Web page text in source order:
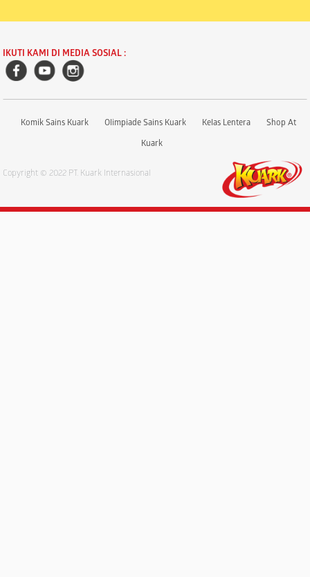
IKUTI KAMI DI MEDIA SOSIAL :
Komik Sains Kuark Olimpiade Sains Kuark Kelas Lentera
Shop At
Kuark
Copyright © 2022 PT. Kuark Internasional